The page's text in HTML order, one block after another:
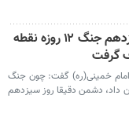
دشمن در روز سیزدهم جنگ ۱۲ روزه نقطه
گرفت
خمینی(ره) گفت: چون جنگ
داد، دشمن دقیقا روز سیزدهم